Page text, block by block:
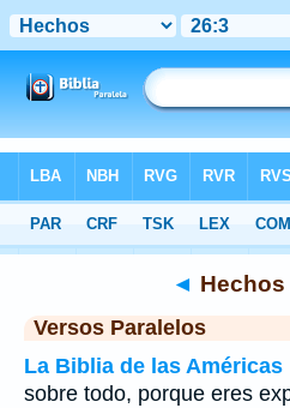
>Hechos Capítulo 26 > Verso 3
◄ Hechos
Versos Paralelos
La Biblia de las Américas
sobre todo, porque eres